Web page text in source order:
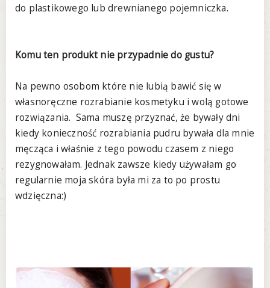
do plastikowego lub drewnianego pojemniczka.
Komu ten produkt nie przypadnie do gustu?
Na pewno osobom które nie lubią bawić się w
własnoręczne rozrabianie kosmetyku i wolą gotowe
rozwiązania. Sama muszę przyznać, że bywały dni
kiedy konieczność rozrabiania pudru bywała dla mnie
męcząca i właśnie z tego powodu czasem z niego
rezygnowałam. Jednak zawsze kiedy używałam go
regularnie moja skóra była mi za to po prostu
wdzięczna:)